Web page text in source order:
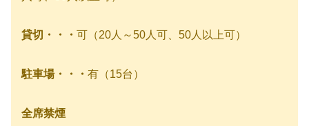
貸切・・・ 可（20人～50人可、50人以上可）
駐車場・・・ 有（15台）
全席禁煙